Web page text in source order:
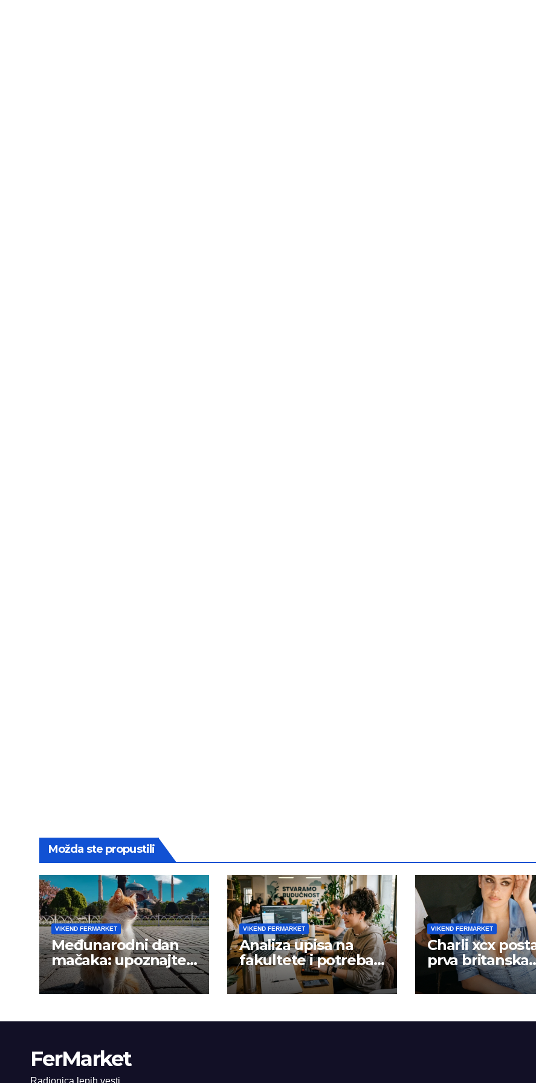
Možda ste propustili
VIKEND FERMARKET
Međunarodni dan
mačaka: upoznajte
istanbulske mace
VIKEND FERMARKET
Analiza upisa na
fakultete i potreba
tržišta rada
VIKEND FERMARKET
Charli xcx
prva britanska
pevačica sa dva
albuma na
kalendarskoj
FerMarket
Radionica lepih vesti